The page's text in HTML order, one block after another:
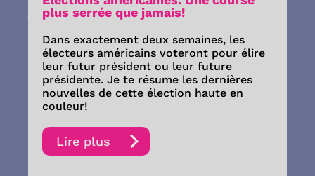
plus serrée que jamais!
Dans exactement deux semaines, les
électeurs américains voteront pour élire
leur futur président ou leur future
présidente. Je te résume les dernières
nouvelles de cette élection haute en
couleur!
Lire plus